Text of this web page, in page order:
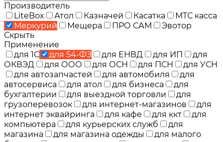
Производитель
LiteBox
Атол Казначей Касатка
МТС касса
Меркурий
Мещера ПРО САМ
Эвотор
Скрыть
Применение
для 1С
для 54-ФЗ для ЕНВД для ИП
для
ОКВЭД
для ООО для ОСН для ПСН
для УСН
для автозапчастей
для автомобиля
для
автосервиса
для атол для бизнеса
для
бухгалтерии
для выездной торговли
для
грузоперевозок
для интернет-магазинов
для
интернет эквайринга
для кафе для ккт
для
компьютера
для курьерских служб
для
магазина
для магазина одежды
для малого